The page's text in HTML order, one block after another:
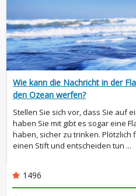
Wie kann die Nachricht in der
den Ozean werfen?
Stellen Sie sich vor, dass Sie auf
haben Sie mit gibt es sogar eine
haben, sicher zu trinken. Plötzlich
einen Stift und entscheiden tun ...
1496